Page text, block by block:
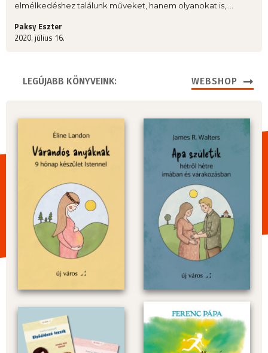
elmélkedéshez találunk műveket, hanem olyanokat is, ...
Paksy Eszter
2020. július 16.
LEGÚJABB KÖNYVEINK: WEBSHOP